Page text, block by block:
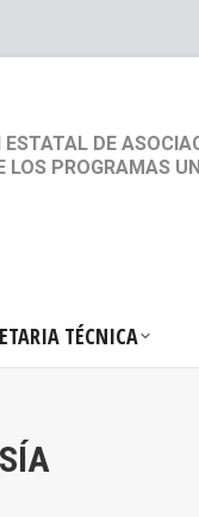
ESTATAL DE
LOS PROGRAMAS
TÉCNICA